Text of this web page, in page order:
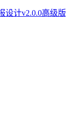
设计v2.0.0高级